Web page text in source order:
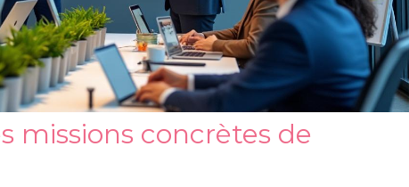
missions concrètes de